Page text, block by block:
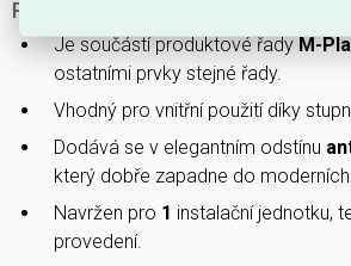
PROČ SI VYBRAT TENTO
Je součástí produktové řady M-
ostatními prvky stejné řady.
Vhodný pro vnitřní použití díky
Dodává se v elegantním odstínu
který dobře zapadne do
Navržen pro 1 instalační jednotku,
provedení.